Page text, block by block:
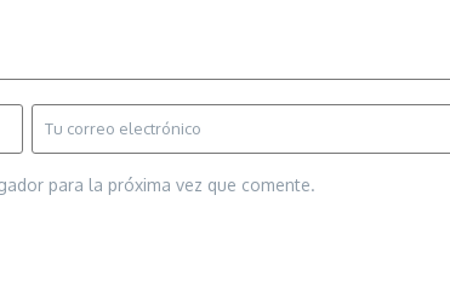
para la próxima vez que comente.